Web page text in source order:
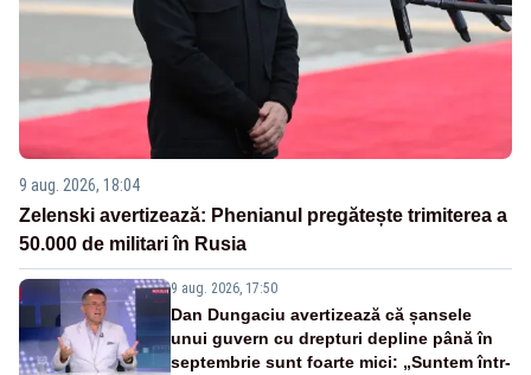
9 aug. 2026, 18:04
Zelenski avertizează: Phenianul pregătește trimiterea a
50.000 de militari în Rusia
9 aug. 2026, 17:50
Dan Dungaciu avertizează că șansele
unui guvern cu drepturi depline până în
septembrie sunt foarte mici: „Suntem într-